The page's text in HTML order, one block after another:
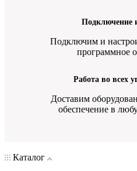
Подключение
Подключим и
программное
Работа во всех
Доставим
обеспечение в
Каталог